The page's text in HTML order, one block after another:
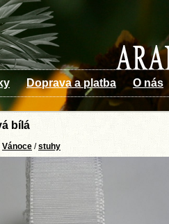
Doprava a platba O nás
bílá
Vánoce /stuhy